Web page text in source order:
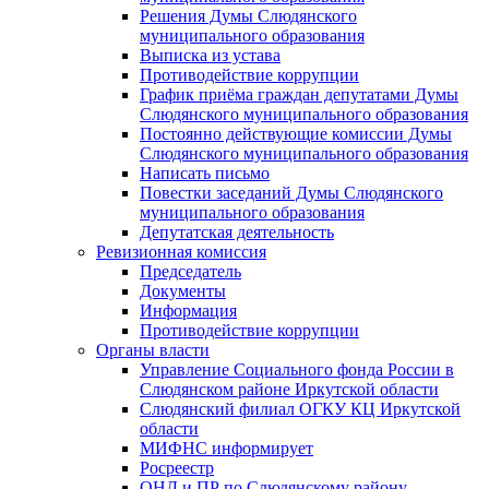
Решения Думы Слюдянского
муниципального образования
Выписка из устава
Противодействие коррупции
График приёма граждан депутатами Думы
Слюдянского муниципального образования
Постоянно действующие комиссии Думы
Слюдянского муниципального образования
Написать письмо
Повестки заседаний Думы Слюдянского
муниципального образования
Депутатская деятельность
Ревизионная комиссия
Председатель
Документы
Информация
Противодействие коррупции
Органы власти
Управление Социального фонда России в
Слюдянском районе Иркутской области
Слюдянский филиал ОГКУ КЦ Иркутской
области
МИФНС информирует
Росреестр